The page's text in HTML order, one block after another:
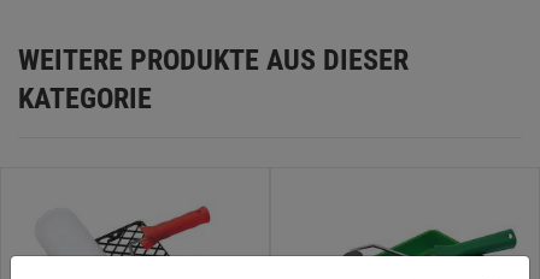
WEITERE PRODUKTE AUS DIESER
KATEGORIE